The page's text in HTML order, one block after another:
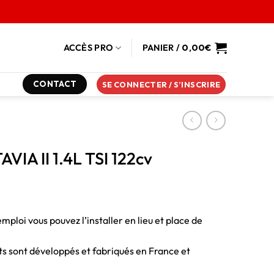
ACCÈS PRO PANIER / 0,00€
CONTACT SE CONNECTER / S’INSCRIRE
II 1.4L TSI 122cv
vous pouvez l’installer en lieu et place de
sont développés et fabriqués en France et